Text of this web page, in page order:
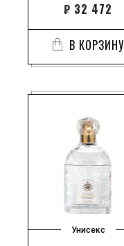
₽ 32 472
В КОРЗИНУ
Унисекс